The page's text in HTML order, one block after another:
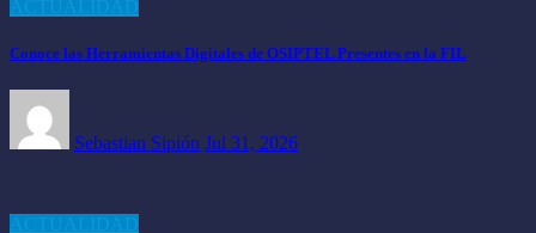
Conoce las Herramientas Digitales de OSIPTEL Presentes en la FIL
Sebastian Sipión Jul 31, 2026